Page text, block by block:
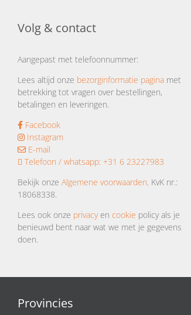
Volg & contact
Aangepast met telefoonnummer:
Lees altijd onze bezorginformatie pagina met
betrekking tot vragen over bestellingen,
betalingen en leveringen.
Facebook
Instagram
E-mail
Telefoon / whatsapp: +31 6 23227983
Bekijk onze Algemene voorwaarden. KvK nr.:
18068338.
Lees ook onze privacyen cookie policy als je
benieuwd bent naar wat we met je gegevens
doen.
Provincies